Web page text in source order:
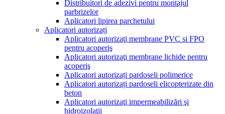
Distribuitori de adezivi pentru montajul
parbrizelor
Aplicatori lipirea parchetului
Aplicatori autorizați
Aplicatori autorizaţi membrane PVC si FPO
pentru acoperiş
Aplicatori autorizaţi membrane lichide pentru
acoperiş
Aplicatori autorizați pardoseli polimerice
Aplicatori autorizați pardoseli elicopterizate din
beton
Aplicatori autorizaţi impermeabilizări şi
hidroizolaţii